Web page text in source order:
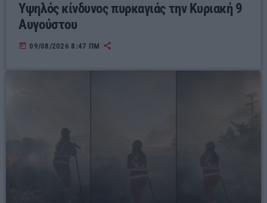
Υψηλός κίνδυνος πυρκαγιάς την Κυριακή 9
Αυγούστου
today 09/08/2026 8:47 ΠΜ